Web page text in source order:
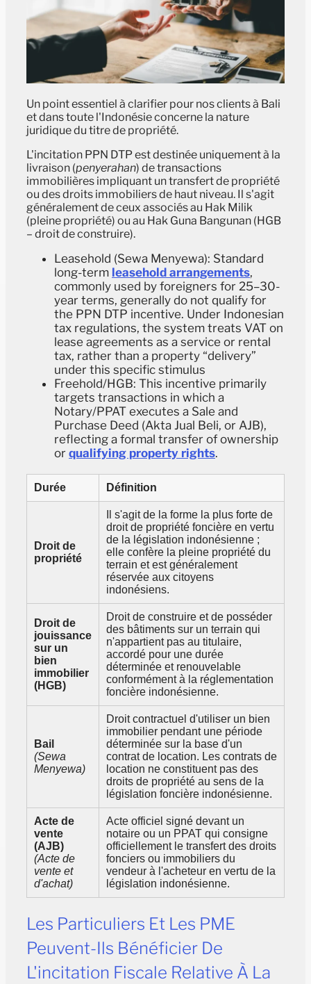
Un point essentiel à clarifier pour nos clients à Bali
et dans toute l'Indonésie concerne la nature
juridique du titre de propriété.
L'incitation PPN DTP est destinée uniquement à la
livraison (penyerahan) de transactions
immobilières impliquant un transfert de propriété
ou des droits immobiliers de haut niveau. Il s'agit
généralement de ceux associés au Hak Milik
(pleine propriété) ou au Hak Guna Bangunan (HGB
– droit de construire).
Leasehold (Sewa Menyewa): Standard
long-term leasehold arrangements,
commonly used by foreigners for 25–30-
year terms, generally do not qualify for
the PPN DTP incentive. Under Indonesian
tax regulations, the system treats VAT on
lease agreements as a service or rental
tax, rather than a property “delivery”
under this specific stimulus
Freehold/HGB: This incentive primarily
targets transactions in which a
Notary/PPAT executes a Sale and
Purchase Deed (Akta Jual Beli, or AJB),
reflecting a formal transfer of ownership
or qualifying property rights.
Durée Définition
Droit de
propriété
Il s'agit de la forme la plus forte de
droit de propriété foncière en vertu
de la législation indonésienne ;
elle confère la pleine propriété du
terrain et est généralement
réservée aux citoyens
indonésiens.
Droit de
jouissance
sur un
bien
immobilier
(HGB)
Droit de construire et de posséder
des bâtiments sur un terrain qui
n'appartient pas au titulaire,
accordé pour une durée
déterminée et renouvelable
conformément à la réglementation
foncière indonésienne.
Bail
(Sewa
Menyewa)
Droit contractuel d'utiliser un bien
immobilier pendant une période
déterminée sur la base d'un
contrat de location. Les contrats de
location ne constituent pas des
droits de propriété au sens de la
législation foncière indonésienne.
Acte de
vente
(AJB)
(Acte de
vente et
d'achat)
Acte officiel signé devant un
notaire ou un PPAT qui consigne
officiellement le transfert des droits
fonciers ou immobiliers du
vendeur à l'acheteur en vertu de la
législation indonésienne.
Les Particuliers Et Les PME
Peuvent-Ils Bénéficier De
L'incitation Fiscale Relative À La